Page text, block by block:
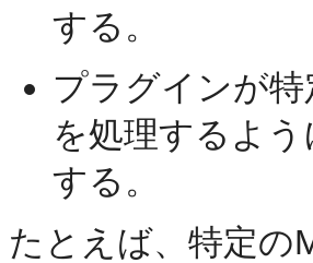
する。
プラグインが
を処理するよ
する。
たとえば、特定の